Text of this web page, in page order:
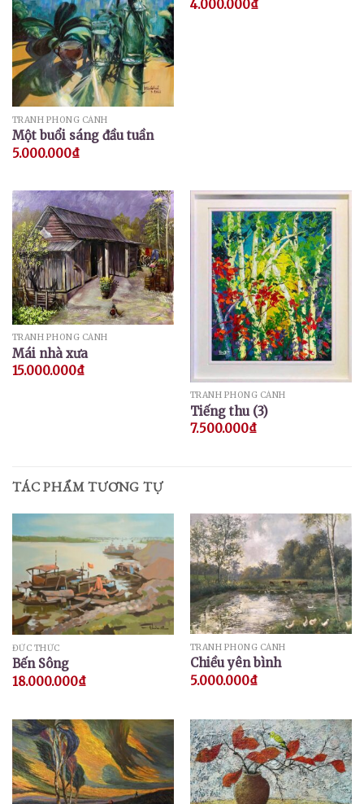
TRANH PHONG CẢNH
Một buổi sáng đầu tuần
5.000.000₫
4.000.000₫
TRANH PHONG CẢNH
Mái nhà xưa
15.000.000₫
TRANH PHONG CẢNH
Tiếng thu (3)
7.500.000₫
TÁC PHẨM TƯƠNG TỰ
ĐỨC THỨC
Bến Sông
18.000.000₫
TRANH PHONG CẢNH
Chiều yên bình
5.000.000₫